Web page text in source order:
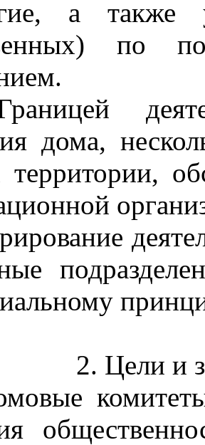
а также
по
дома,
территории,
2. Цели и